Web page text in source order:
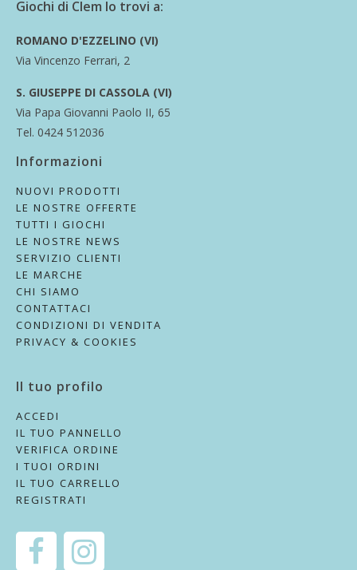
Giochi di Clem lo trovi a:
ROMANO D'EZZELINO (VI)
Via Vincenzo Ferrari, 2
S. GIUSEPPE DI CASSOLA (VI)
Via Papa Giovanni Paolo II, 65
Tel. 0424 512036
Informazioni
NUOVI PRODOTTI
LE NOSTRE OFFERTE
TUTTI I GIOCHI
LE NOSTRE NEWS
SERVIZIO CLIENTI
LE MARCHE
CHI SIAMO
CONTATTACI
CONDIZIONI DI VENDITA
PRIVACY & COOKIES
Il tuo profilo
ACCEDI
IL TUO PANNELLO
VERIFICA ORDINE
I TUOI ORDINI
IL TUO CARRELLO
REGISTRATI